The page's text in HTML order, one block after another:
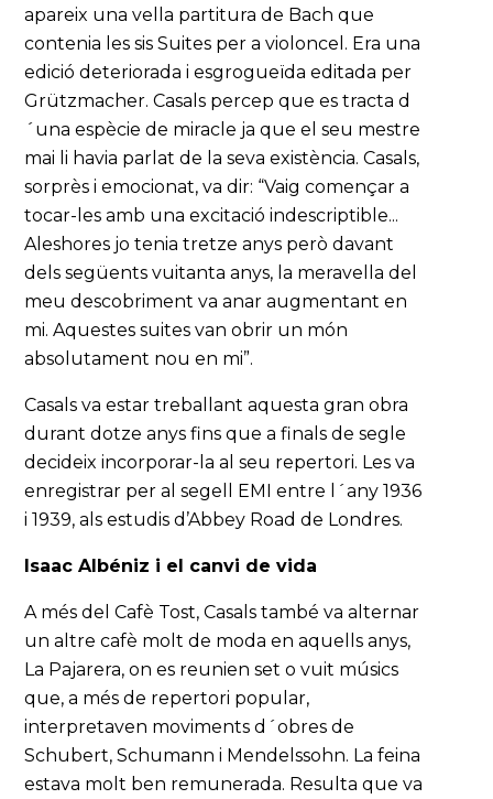
apareix una vella partitura de Bach que
contenia les sis Suites per a violoncel. Era una
edició deteriorada i esgrogueïda editada per
Grützmacher. Casals percep que es tracta d
´una espècie de miracle ja que el seu mestre
mai li havia parlat de la seva existència. Casals,
sorprès i emocionat, va dir: “Vaig començar a
tocar-les amb una excitació indescriptible...
Aleshores jo tenia tretze anys però davant
dels següents vuitanta anys, la meravella del
meu descobriment va anar augmentant en
mi. Aquestes suites van obrir un món
absolutament nou en mi”.
Casals va estar treballant aquesta gran obra
durant dotze anys fins que a finals de segle
decideix incorporar-la al seu repertori. Les va
enregistrar per al segell EMI entre l´any 1936
i 1939, als estudis d’Abbey Road de Londres.
Isaac Albéniz i el canvi de vida
A més del Cafè Tost, Casals també va alternar
un altre cafè molt de moda en aquells anys,
La Pajarera, on es reunien set o vuit músics
que, a més de repertori popular,
interpretaven moviments d´obres de
Schubert, Schumann i Mendelssohn. La feina
estava molt ben remunerada. Resulta que va